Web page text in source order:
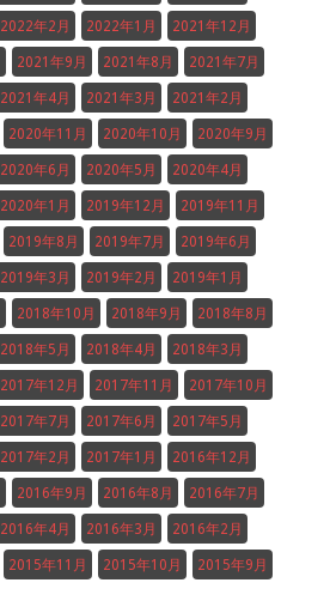
2022年2月 2022年1月 2021年12月
2021年9月 2021年8月 2021年7月
2021年4月 2021年3月 2021年2月
2020年11月 2020年10月 2020年9月
2020年6月 2020年5月 2020年4月
2020年1月 2019年12月 2019年11月
2019年8月 2019年7月 2019年6月
2019年3月 2019年2月 2019年1月
2018年10月 2018年9月 2018年8月
2018年5月 2018年4月 2018年3月
2017年12月 2017年11月 2017年10月
2017年7月 2017年6月 2017年5月
2017年2月 2017年1月 2016年12月
2016年9月 2016年8月 2016年7月
2016年4月 2016年3月 2016年2月
2015年11月 2015年10月 2015年9月